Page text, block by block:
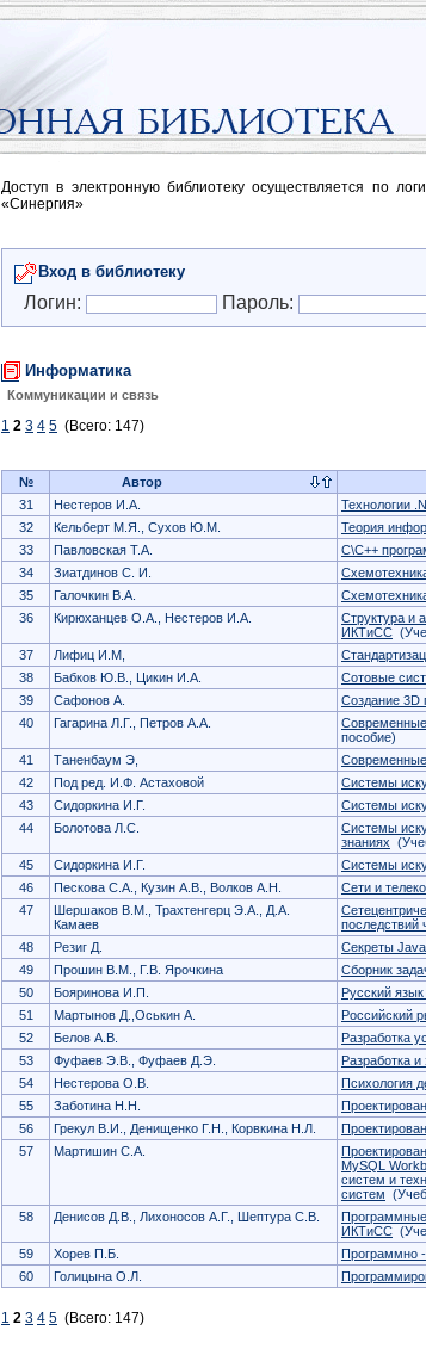
Доступ в электронную библиотеку осуществляется по
«Синергия»
Вход в библиотеку
Логин: Пароль:
Информатика
Коммуникации и связь
1 2 3 4 5 (Всего: 147)
№ Автор
31
Нестеров И.А. Технологии
32
Кельберт М.Я., Сухов Ю.М. Теория
33
Павловская Т.А. С\С++
34
Зиатдинов С. И.
35
Галочкин В.А.
36
Кирюханцев О.А., Нестеров И.А.
Структура и
ИКТиСС
37
Лифиц И.М,
38
Бабков Ю.В., Цикин И.А. Сотовые
39
Сафонов А. Создание 3D
40
Гагарина Л.Г., Петров А.А.
пособие)
41
Таненбаум Э,
42
Под ред. И.Ф. Астаховой Системы
43
Сидоркина И.Г. Системы
44
Болотова Л.С.
Системы
знаниях
45
Сидоркина И.Г. Системы
46
Пескова С.А., Кузин А.В., Волков А.Н. Сети и
47
Шершаков В.М., Трахтенгерц Э.А., Д.А.
Камаев
последствий
48
Резиг Д.
Секреты
49
Прошин В.М., Г.В. Ярочкина Сборник
50
Бояринова И.П. Русский
51
Мартынов Д.,Оськин А. Российский
52
Белов А.В. Разработка
53
Фуфаев Э.В., Фуфаев Д.Э. Разработка
54
Нестерова О.В. Психология
55
Заботина Н.Н.
56
Грекул В.И., Денищенко Г.Н., Корвкина Н.Л.
57
Мартишин С.А.
MySQL
систем и
систем
58
Денисов Д.В., Лихоносов А.Г., Шептура С.В.
ИКТиСС
59
Хорев П.Б. Программно
60
Голицына О.Л.
1 2 3 4 5 (Всего: 147)